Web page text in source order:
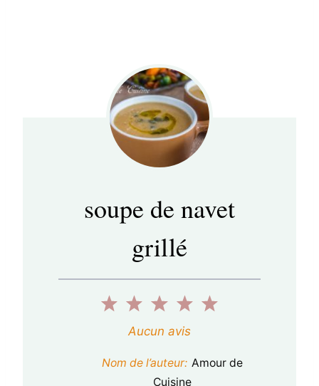
soupe de navet
grillé
5
t
4
t
3
é
t
2
é
t
1
t
Aucun avis
Nom de l’auteur: Amour de
Cuisine